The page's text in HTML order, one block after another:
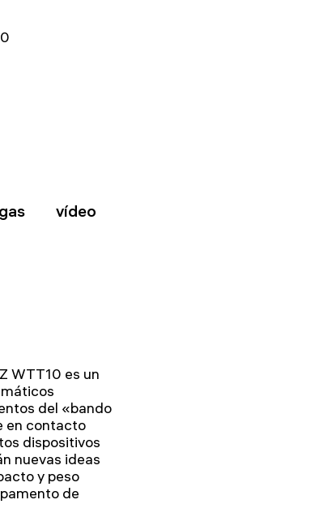
vídeo
WTT10 es un
del «bando
en contacto
dispositivos
nuevas ideas
y peso
de